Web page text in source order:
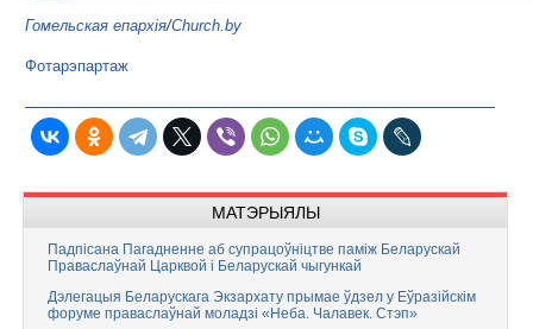
Гомельская епархія/Church.by
Фотарэпартаж
МАТЭРЫЯЛЫ
Падпісана Пагадненне аб супрацоўніцтве паміж Беларускай
Праваслаўнай Царквой і Беларускай чыгункай
Дэлегацыя Беларускага Экзархату прымае ўдзел у Еўразійскім
форуме праваслаўнай моладзі «Неба. Чалавек. Стэп»